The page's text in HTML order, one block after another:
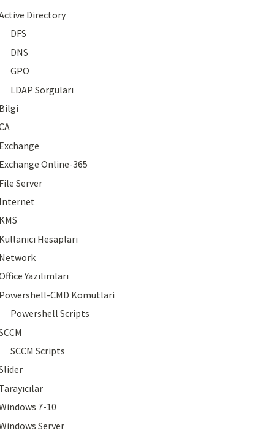
Directory
DFS
DNS
GPO
LDAP Sorguları
Bilgi
Exchange
Exchange Online-365
File Server
Internet
KMS
Kullanıcı Hesapları
Network
Yazılımları
Powershell-CMD Komutlari
Powershell Scripts
SCCM Scripts
Tarayıcılar
7-10
Server